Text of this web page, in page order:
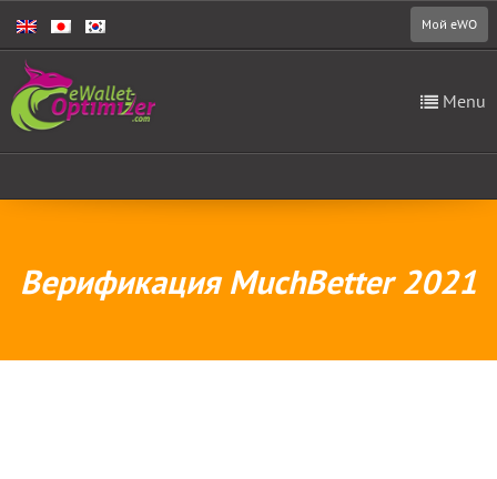
Мой eWO
Menu
Верификация MuchBetter 2021